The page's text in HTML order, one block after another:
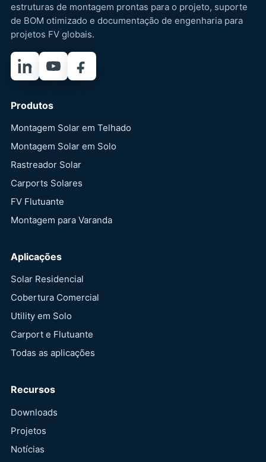
estruturas de montagem prontas para o projeto, suporte
de BOM otimizado e documentação de engenharia para
projetos FV globais.
LinkedInYouTubeFacebook
Produtos
Montagem Solar em Telhado
Montagem Solar em Solo
Rastreador Solar
Carports Solares
FV Flutuante
Montagem para Varanda
Aplicações
Solar Residencial
Cobertura Comercial
Utility em Solo
Carport e Flutuante
Todas as aplicações
Recursos
Downloads
Projetos
Notícias